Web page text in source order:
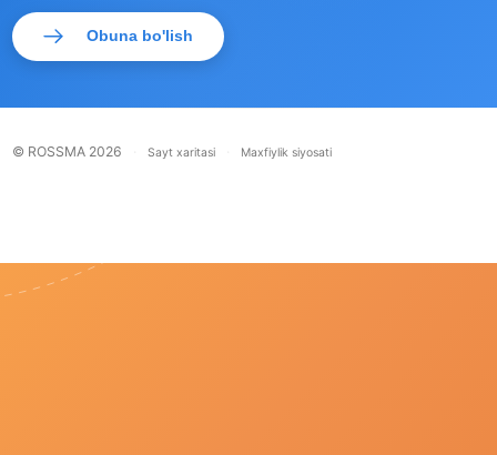
Obuna bo'lish
© ROSSMA 2026 Sayt xaritasi Maxfiylik siyosati